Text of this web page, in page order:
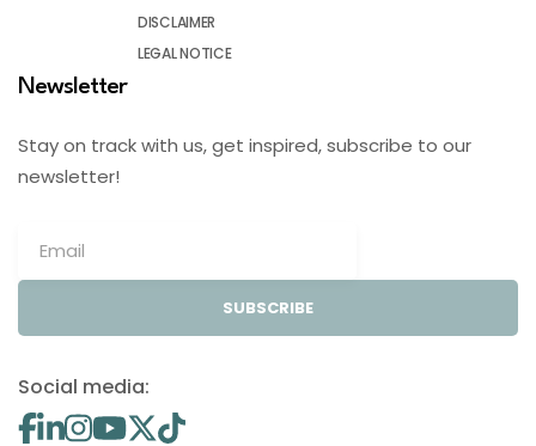
DISCLAIMER
LEGAL NOTICE
Newsletter
Stay on track with us, get inspired, subscribe to our
newsletter!
SUBSCRIBE
Social media: